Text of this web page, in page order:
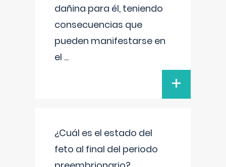
dañina para él, teniendo
consecuencias que
pueden manifestarse en
el ...
+
¿Cuál es el estado del
feto al final del periodo